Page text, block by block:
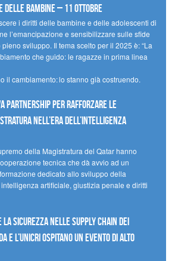
delle bambine – 11 ottobre
i diritti delle bambine e delle adolescenti di
l’emancipazione e sensibilizzare sulle sfide
sviluppo. Il tema scelto per il 2025 è: “La
che guido: le ragazze in prima linea
il cambiamento: lo stanno già costruendo.
partnership per rafforzare le
nell’era dell’intelligenza
della Magistratura del Qatar hanno
tecnica che dà avvio ad un
dedicato allo sviluppo della
artificiale, giustizia penale e diritti
sicurezza nelle supply chain dei
e l’UNICRI ospitano un evento di alto